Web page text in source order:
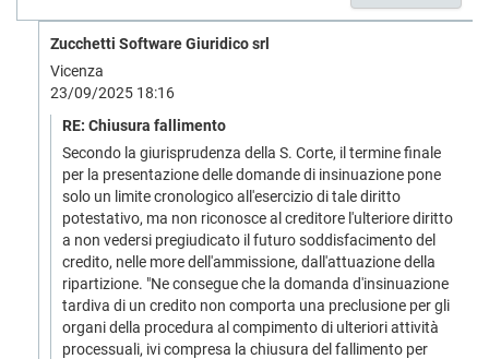
Zucchetti Software Giuridico srl
Vicenza
23/09/2025 18:16
RE: Chiusura fallimento
Secondo la giurisprudenza della S. Corte, il termine finale
per la presentazione delle domande di insinuazione pone
solo un limite cronologico all'esercizio di tale diritto
potestativo, ma non riconosce al creditore l'ulteriore diritto
a non vedersi pregiudicato il futuro soddisfacimento del
credito, nelle more dell'ammissione, dall'attuazione della
ripartizione. "Ne consegue che la domanda d'insinuazione
tardiva di un credito non comporta una preclusione per gli
organi della procedura al compimento di ulteriori attività
processuali, ivi compresa la chiusura del fallimento per